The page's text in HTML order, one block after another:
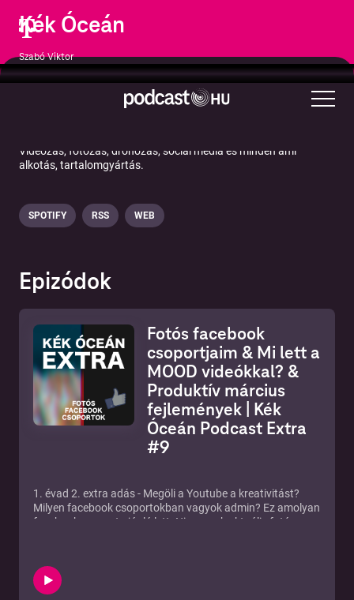
Kék Óceán
Szabó Viktor
Képzőművészet
Videózás, fotózás, drónozás, social media és minden ami
alkotás, tartalomgyártás.
SPOTIFY RSS WEB
Epizódok
Fotós facebook
csoportjaim & Mi lett a
MOOD videókkal? &
Produktív március
fejlemények | Kék
Óceán Podcast Extra
#9
1. évad 2. extra adás - Megöli a Youtube a kreativitást?
Milyen facebook csoportokban vagyok admin? Ez amolyan
facebook csoport ajánló lett. Nincsenek aktuális fotós
március és a célkitűzések? Bocsi a zajokért, még
kísérletezek a keveréssel, illetve vennem kell egy új széket
is! :-)